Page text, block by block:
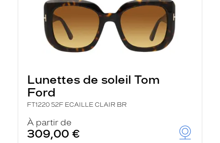
Lunettes de soleil Tom
Ford
FT1220 52F ECAILLE CLAIR BR
À partir de
309,00 €